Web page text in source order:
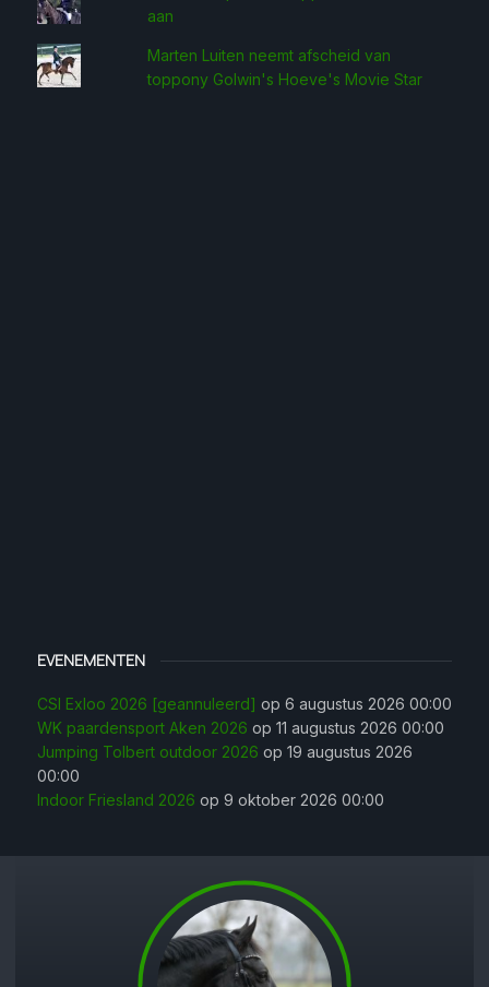
aan
Marten Luiten neemt afscheid van
toppony Golwin's Hoeve's Movie Star
EVENEMENTEN
CSI Exloo 2026 [geannuleerd] op 6 augustus 2026 00:00
WK paardensport Aken 2026 op 11 augustus 2026 00:00
Jumping Tolbert outdoor 2026 op 19 augustus 2026
00:00
Indoor Friesland 2026 op 9 oktober 2026 00:00